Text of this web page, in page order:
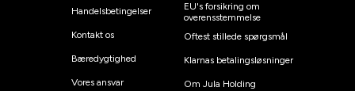
Handelsbetingelser
Kontakt os
Bæredygtighed
Vores ansvar
EU's forsikring om
overensstemmelse
Oftest stillede spørgsmål
Klarnas betalingsløsninger
Om Jula Holding